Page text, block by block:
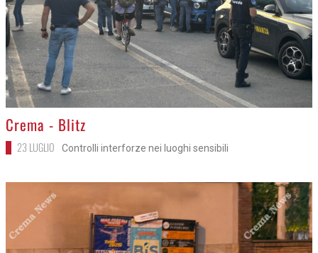
>
Crema - Blitz
23 LUGLIO Controlli interforze nei luoghi sensibili